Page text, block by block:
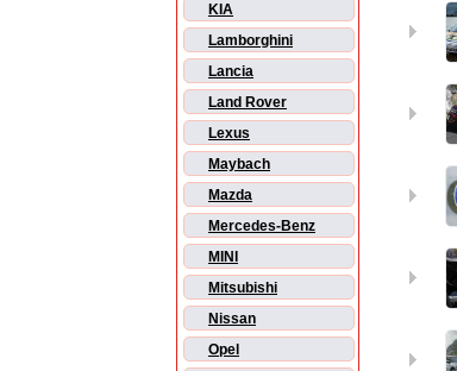
KIA
Lamborghini
Lancia
Land Rover
Lexus
Maybach
Mazda
Mercedes-Benz
MINI
Mitsubishi
Nissan
Opel